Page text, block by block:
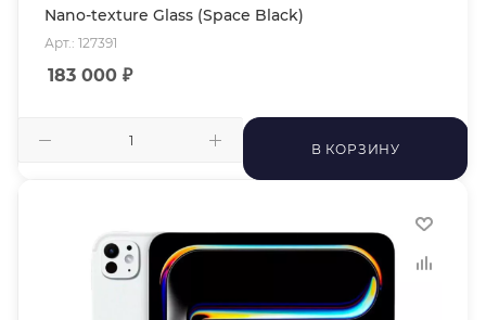
Nano-texture Glass (Space Black)
Арт.: 127391
183 000 ₽
В КОРЗИНУ